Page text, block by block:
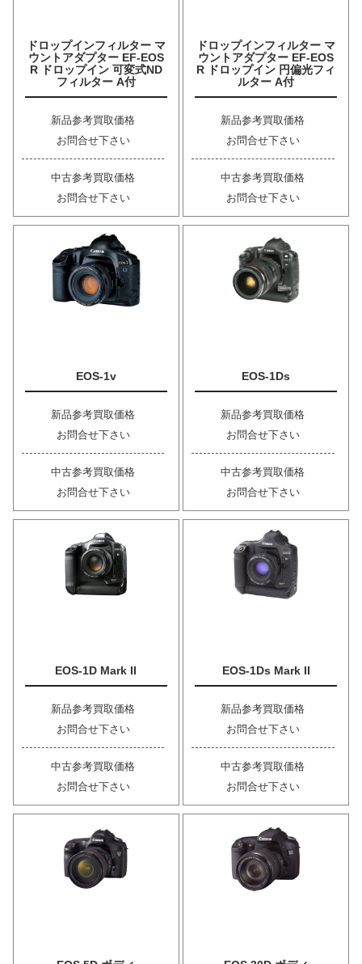
ドロップインフィルター マ
ウントアダプター EF-EOS
R ドロップイン 可変式ND
フィルター A付
新品参考買取価格
お問合せ下さい
中古参考買取価格
お問合せ下さい
ドロップインフィルター マ
ウントアダプター EF-EOS
R ドロップイン 円偏光フィ
ルター A付
新品参考買取価格
お問合せ下さい
中古参考買取価格
お問合せ下さい
EOS-1v
新品参考買取価格
お問合せ下さい
中古参考買取価格
お問合せ下さい
EOS-1Ds
新品参考買取価格
お問合せ下さい
中古参考買取価格
お問合せ下さい
EOS-1D Mark II
新品参考買取価格
お問合せ下さい
中古参考買取価格
お問合せ下さい
EOS-1Ds Mark II
新品参考買取価格
お問合せ下さい
中古参考買取価格
お問合せ下さい